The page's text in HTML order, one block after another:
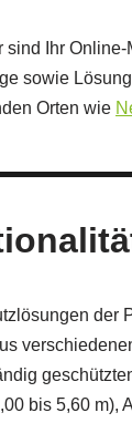
Ihr
sowie
Orten wie
der
bis 5,60 m),